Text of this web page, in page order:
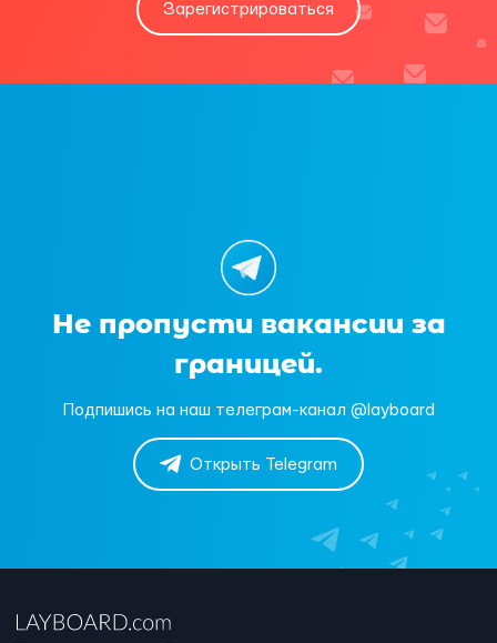
Зарегистрироваться
Не пропусти вакансии за
границей.
Подпишись на наш телеграм-канал @layboard
Открыть Telegram